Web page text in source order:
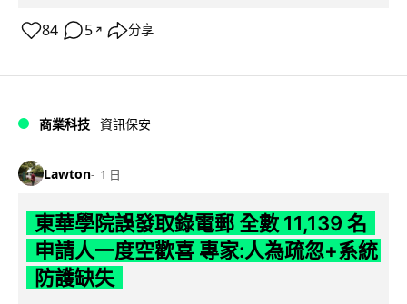
84 5 ↗ 分享
商業科技 資訊保安
Lawton 1 日
東華學院誤發取錄電郵 全數 11,139 名
申請人一度空歡喜 專家:人為疏忽+系統
防護缺失